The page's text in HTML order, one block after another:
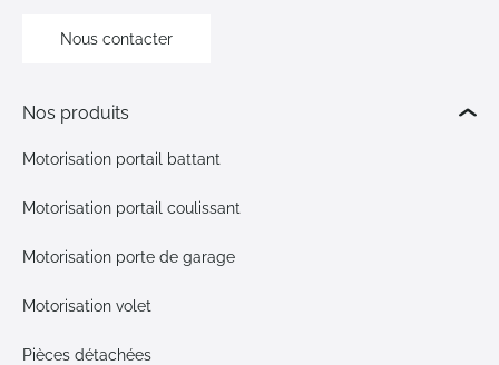
Nous contacter
Nos produits
Motorisation portail battant
Motorisation portail coulissant
Motorisation porte de garage
Motorisation volet
Pièces détachées